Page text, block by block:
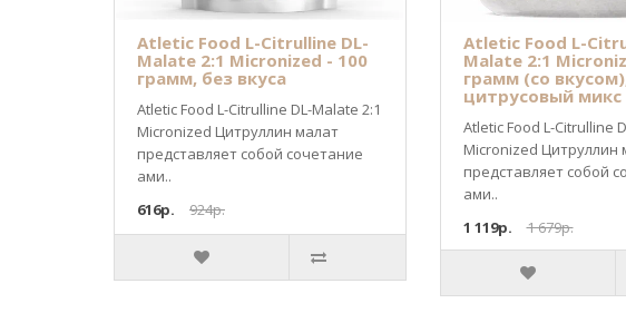
Atletic Food L-Citrulline DL-
Malate 2:1 Micronized - 100
грамм, без вкуса
Atletic Food L-Citrulline DL-Malate 2:1
Micronized Цитруллин малат
представляет собой сочетание
ами..
616р.
924р.
Atletic Food L-
Malate 2:1
грамм (со
цитрусовый микс
Atletic Food L-Citrulline
Micronized Цитруллин
представляет собой
ами..
1 119р.
1 679р.